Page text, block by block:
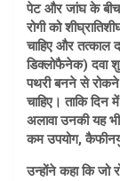
पेट और जांघ के बीच
रोगी को
चाहिए और तत्काल
डिक्लोफैनेक) दवा
पथरी बनने से रोकने
चाहिए। ताकि
अलावा उनकी यह
कम उपयोग,
उन्होंने कहा कि